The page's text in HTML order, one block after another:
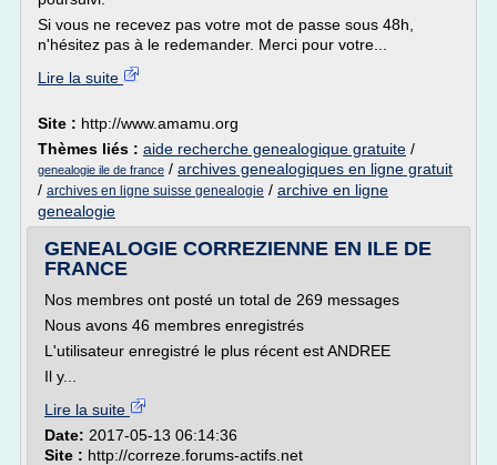
Si vous ne recevez pas votre mot de passe sous 48h,
n'hésitez pas à le redemander. Merci pour votre...
Lire la suite
Site : http://www.amamu.org
Thèmes liés : aide recherche genealogique gratuite /
genealogie ile de france / archives genealogiques en ligne gratuit
/ archives en ligne suisse genealogie / archive en ligne
genealogie
GENEALOGIE CORREZIENNE EN ILE DE
FRANCE
Nos membres ont posté un total de 269 messages
Nous avons 46 membres enregistrés
L'utilisateur enregistré le plus récent est ANDREE
Il y...
Lire la suite
Date: 2017-05-13 06:14:36
Site : http://correze.forums-actifs.net